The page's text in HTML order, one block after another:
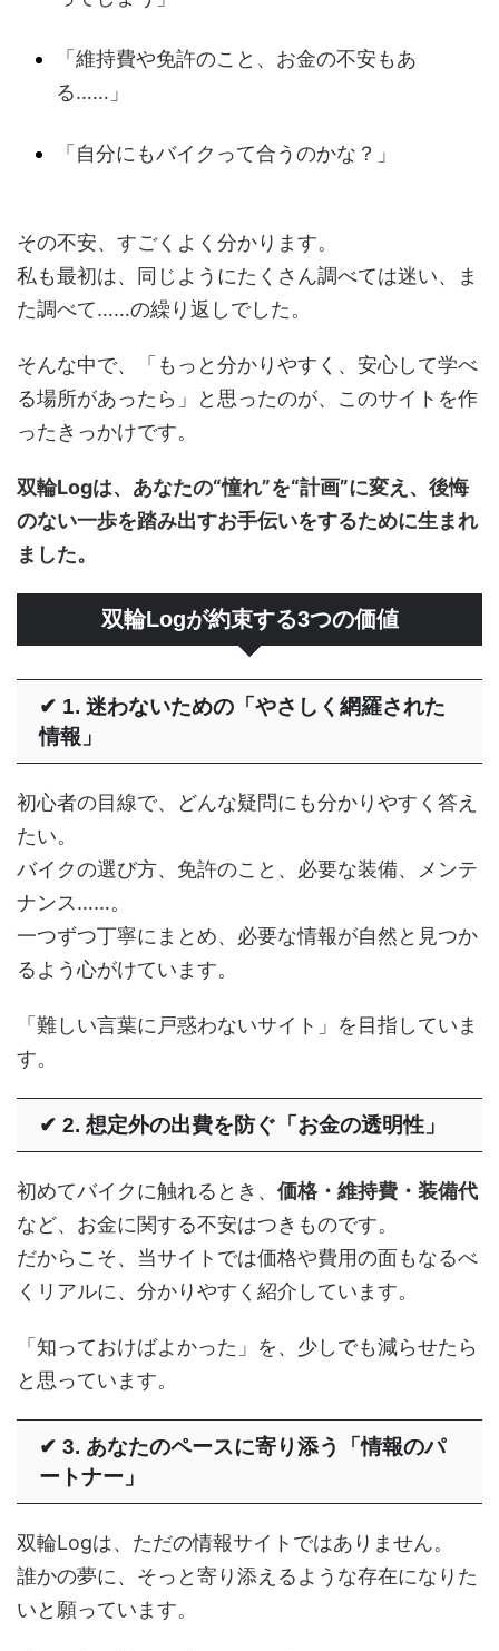
「維持費や免許のこと、お金の不安もあ
る……」
「自分にもバイクって合うのかな？」
その不安、すごくよく分かります。
私も最初は、同じようにたくさん調べては迷い、ま
た調べて……の繰り返しでした。
そんな中で、「もっと分かりやすく、安心して学べ
る場所があったら」と思ったのが、このサイトを作
ったきっかけです。
双輪Logは、あなたの“憧れ”を“計画”に変え、後悔
のない一歩を踏み出すお手伝いをするために生まれ
ました。
双輪Logが約束する3つの価値
✔ 1. 迷わないための「やさしく網羅された
情報」
初心者の目線で、どんな疑問にも分かりやすく答え
たい。
バイクの選び方、免許のこと、必要な装備、メンテ
ナンス……。
一つずつ丁寧にまとめ、必要な情報が自然と見つか
るよう心がけています。
「難しい言葉に戸惑わないサイト」を目指していま
す。
✔ 2. 想定外の出費を防ぐ「お金の透明性」
初めてバイクに触れるとき、 価格・維持費・装備代
など、お金に関する不安はつきものです。
だからこそ、当サイトでは価格や費用の面もなるべ
くリアルに、分かりやすく紹介しています。
「知っておけばよかった」を、少しでも減らせたら
と思っています。
✔ 3. あなたのペースに寄り添う「情報のパ
ートナー」
双輪Logは、ただの情報サイトではありません。
誰かの夢に、そっと寄り添えるような存在になりた
いと願っています。